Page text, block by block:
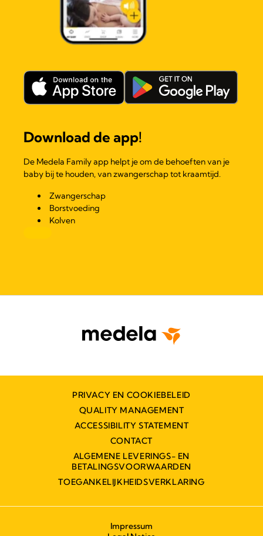
Download de app!
De Medela Family app helpt je om de behoeften van je
baby bij te houden, van zwangerschap tot kraamtijd.
Zwangerschap
Borstvoeding
Kolven
PRIVACY EN COOKIEBELEID
QUALITY MANAGEMENT
ACCESSIBILITY STATEMENT
CONTACT
ALGEMENE LEVERINGS- EN
BETALINGSVOORWAARDEN
TOEGANKELIJKHEIDSVERKLARING
Impressum